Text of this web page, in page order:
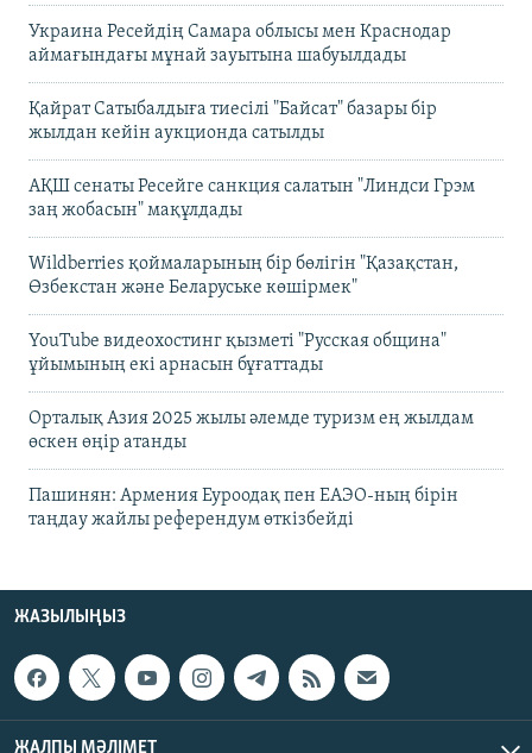
Украина Ресейдің Самара облысы мен Краснодар
аймағындағы мұнай зауытына шабуылдады
Қайрат Сатыбалдыға тиесілі "Байсат" базары бір
жылдан кейін аукционда сатылды
АҚШ сенаты Ресейге санкция салатын "Линдси Грэм
заң жобасын" мақұлдады
Wildberries қоймаларының бір бөлігін "Қазақстан,
Өзбекстан және Беларуське көшірмек"
YouTube видеохостинг қызметі "Русская община"
ұйымының екі арнасын бұғаттады
Орталық Азия 2025 жылы әлемде туризм ең жылдам
өскен өңір атанды
Пашинян: Армения Еуроодақ пен ЕАЭО-ның бірін
таңдау жайлы референдум өткізбейді
ЖАЗЫЛЫҢЫЗ
ЖАЛПЫ МӘЛІМЕТ